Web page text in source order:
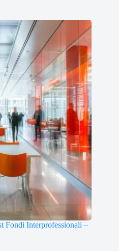
Fondi Interprofessionali –